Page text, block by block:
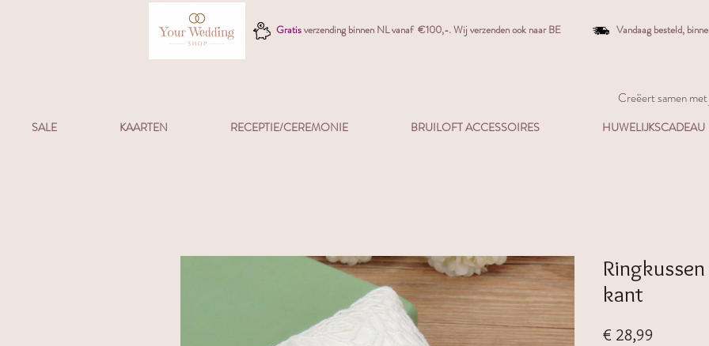
Gratisverzending binnen NL vanaf €100,-. Wij verzenden ook naar BE Vandaag besteld,
Creëert samen
SALE KAARTEN RECEPTIE/CEREMONIE BRUILOFT ACCESSOIRES HUWELIJKSCADEAU
kant
€ 28,99